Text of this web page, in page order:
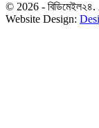
শিকল
© 2026 -
Website Design: